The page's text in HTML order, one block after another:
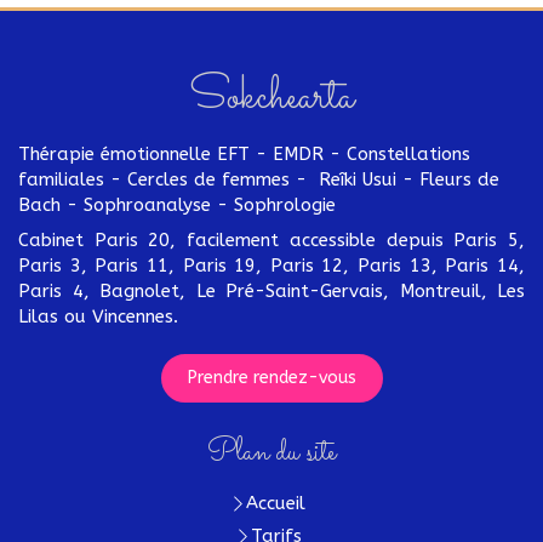
Sokchearta
Thérapie émotionnelle EFT - EMDR - Constellations
familiales - Cercles de femmes - Reîki Usui - Fleurs de
Bach - Sophroanalyse - Sophrologie
Cabinet Paris 20, facilement accessible depuis Paris 5,
Paris 3, Paris 11, Paris 19, Paris 12, Paris 13, Paris 14,
Paris 4, Bagnolet, Le Pré-Saint-Gervais, Montreuil, Les
Lilas ou Vincennes.
Prendre rendez-vous
Plan du site
Accueil
Tarifs